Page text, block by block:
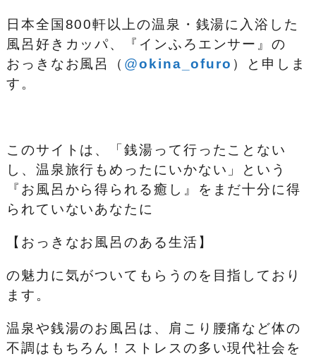
日本全国800軒以上の温泉・銭湯に入浴した
風呂好きカッパ、『インふろエンサー』の
おっきなお風呂（ @okina_ofuro ）
と申しま
す。
このサイトは、「銭湯って行ったことない
し、温泉旅行もめったにいかない」という
『お風呂から得られる癒し』をまだ十分に得
られていないあなたに
【おっきなお風呂のある生活】
の魅力に気がついてもらうのを目指しており
ます。
温泉や銭湯のお風呂は、肩こり腰痛など体の
不調はもちろん！ストレスの多い現代社会を